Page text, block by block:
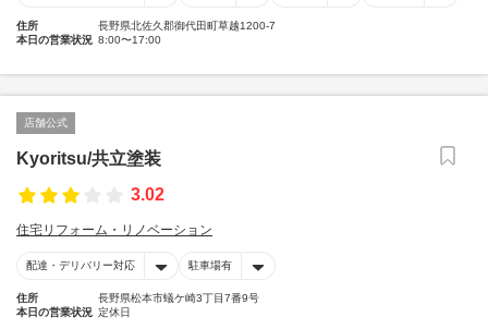
住所
長野県北佐久郡御代田町草越1200-7
本日の営業状況 8:00〜17:00
店舗公式
Kyoritsu/共立塗装
3.02
住宅リフォーム・リノベーション
配達・デリバリー対応 駐車場有
住所
長野県松本市蟻ケ崎3丁目7番9号
本日の営業状況 定休日